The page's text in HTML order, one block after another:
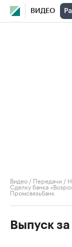
ВИДЕО
Видео / Передачи /
Сделку банка
Промсвязьбанк
Выпуск